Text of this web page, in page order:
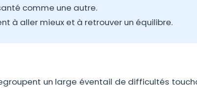
comme une autre.
à aller mieux et à retrouver un équilibre.
un large éventail de difficultés